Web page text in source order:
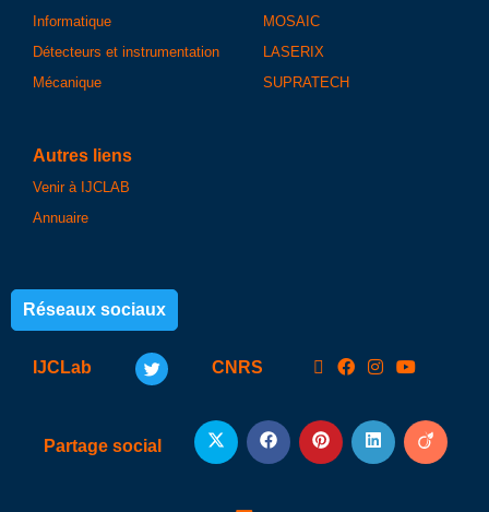
Informatique
Détecteurs et instrumentation
Mécanique
MOSAIC
LASERIX
SUPRATECH
Autres liens
Venir à IJCLAB
Annuaire
Réseaux sociaux
IJCLab CNRS
Partage social